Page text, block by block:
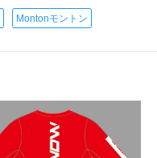
Montonモントン